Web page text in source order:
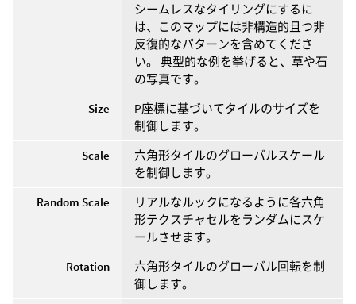
シームレスなタイリングにするに
は、このマップには非構造的且つ非
反復的なパターンを含めてくださ
い。 典型的な例を挙げると、草や石
の写真です。
Size
P座標に基づいてタイルのサイズを
制御します。
Scale
六角形タイルのグローバルスケール
を制御します。
Random Scale
リアルなルックになるように各六角
形テクスチャセルをランダムにスケ
ールさせます。
Rotation
六角形タイルのグローバル回転を制
御します。